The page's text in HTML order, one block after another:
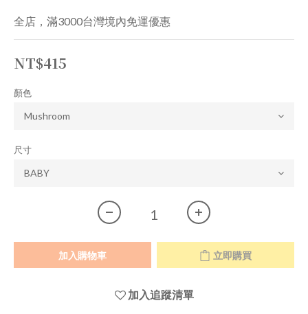
全店，滿3000台灣境內免運優惠
NT$415
顏色
尺寸
加入購物車 立即購買
加入追蹤清單